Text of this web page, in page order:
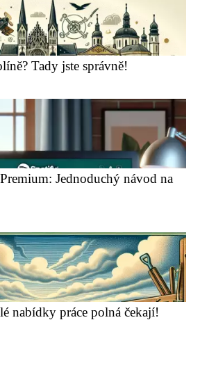
Tady jste správně!
Jednoduchý návod na
nabídky práce polná čekají!